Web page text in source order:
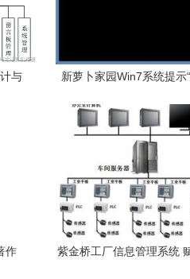
与
新萝卜家园Win7系统提示
作
紫金桥工厂信息管理系统